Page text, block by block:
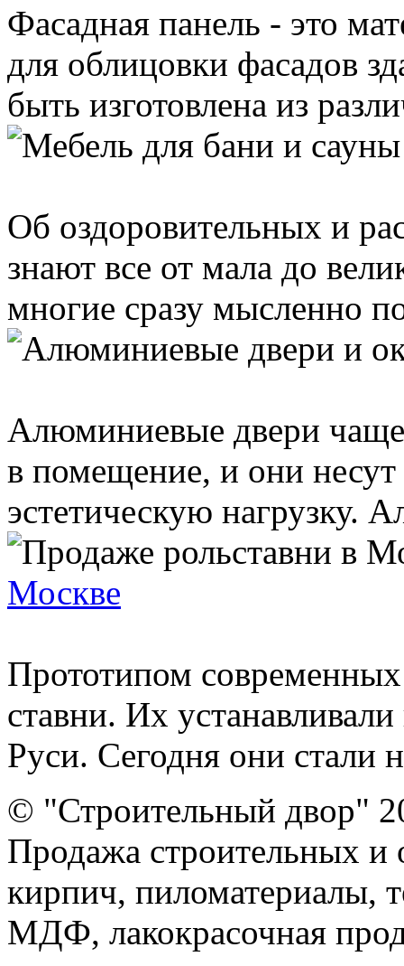
Фасадная панель - это
для облицовки фасадов
быть изготовлена из
Об оздоровительных и
знают все от мала до
многие сразу мысленно
Алюминиевые двери чаще
в помещение, и они
эстетическую нагрузку.
Москве
Прототипом
ставни. Их
Руси. Сегодня они стали
© "Строительный двор"
Продажа строительных и
кирпич, пиломатериалы,
МДФ, лакокрасочная